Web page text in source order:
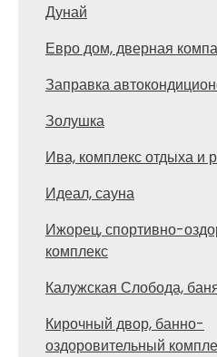
Дунай
Евро дом, дверная
Заправка
Золушка
Ива, комплекс отдыха и
Идеал, сауна
Ижорец, спортивно-
комплекс
Калужская Слобода,
Кирочный двор, банно-
оздоровительный